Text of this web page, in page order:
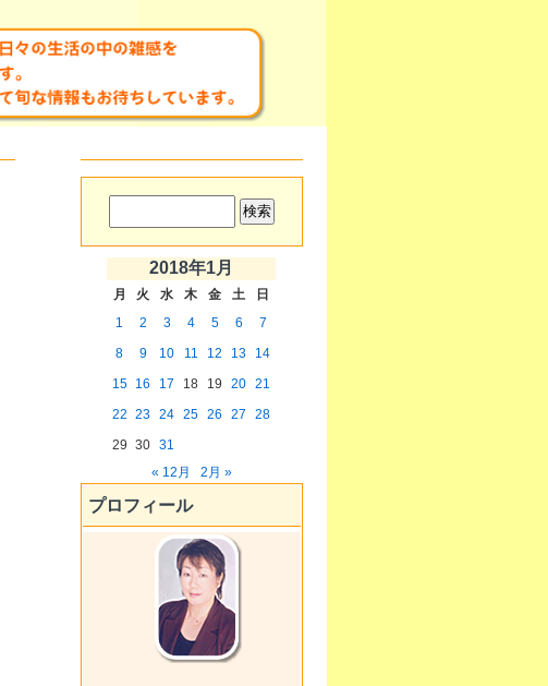
2018年1月
月 火 水 木 金 土
日
1
2 3 4 5 6
7
8
9 10 11 12 13
14
15
16 17 18 19 20 21
22 23 24 25 26 27
28
29 30 31
« 12月
2月 »
プロフィール